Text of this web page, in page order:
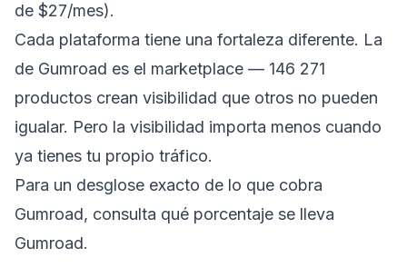
de $27/mes).
Cada plataforma tiene una fortaleza diferente. La
de Gumroad es el marketplace — 146 271
productos crean visibilidad que otros no pueden
igualar. Pero la visibilidad importa menos cuando
ya tienes tu propio tráfico.
Para un desglose exacto de lo que cobra
Gumroad, consulta qué porcentaje se lleva
Gumroad.